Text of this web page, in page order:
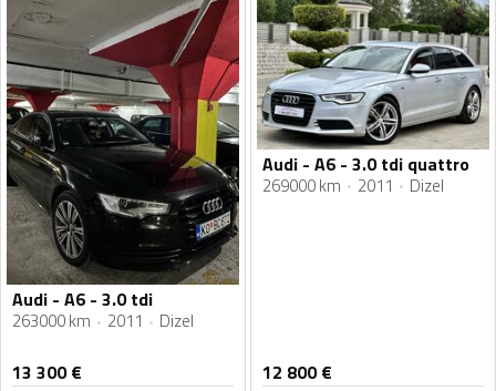
Audi - A6 - 3.0 tdi
263000 km 2011 Dizel
13 300€
Audi - A6 - 3.0 tdi quattro
269000 km 2011 Dizel
12 800€